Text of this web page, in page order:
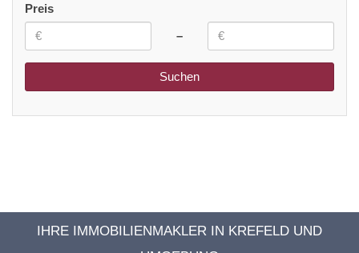
Preis
–
IHRE IMMOBILIENMAKLER IN KREFELD UND